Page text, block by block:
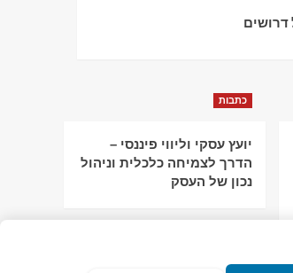
דרושים
כתבות
יועץ עסקי וליווי פיננסי –
הדרך לצמיחה כלכלית וניהול
נכון של העסק